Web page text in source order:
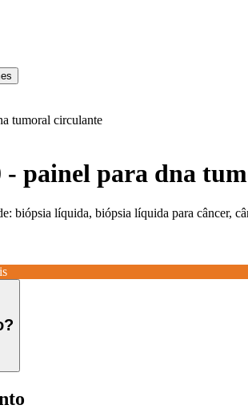
tumoral circulante
- painel para dna
biópsia líquida, biópsia líquida para câncer,